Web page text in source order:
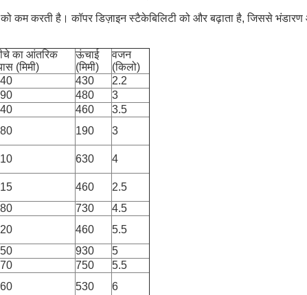
कम करती है। कॉपर डिज़ाइन स्टैकेबिलिटी को और बढ़ाता है, जिससे
का आंतरिक
(मिमी)
ऊंचाई
(मिमी)
वजन
(किलो)
430
2.2
480
3
460
3.5
190
3
630
4
460
2.5
730
4.5
460
5.5
930
5
750
5.5
530
6